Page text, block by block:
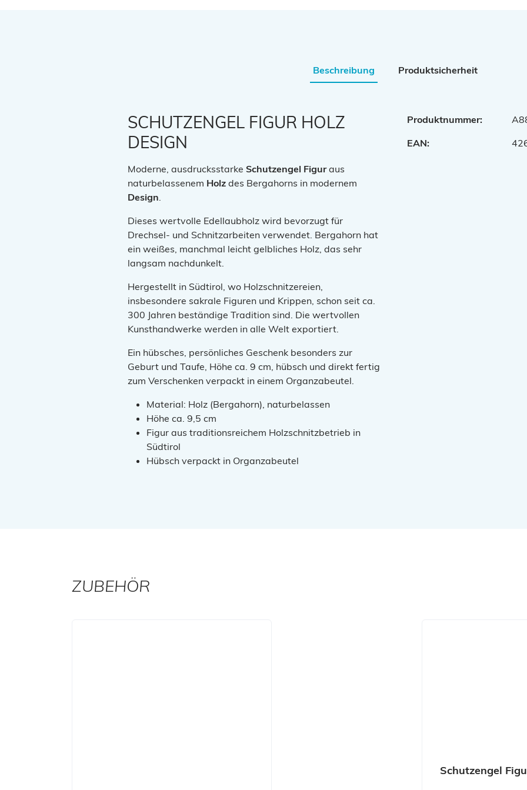
Beschreibung Produktsicherheit
SCHUTZENGEL FIGUR HOLZ
DESIGN
Moderne, ausdrucksstarke Schutzengel Figuraus
naturbelassenem Holz des Bergahorns in modernem
Design.
Dieses wertvolle Edellaubholz wird bevorzugt für
Drechsel- und Schnitzarbeiten verwendet. Bergahorn hat
ein weißes, manchmal leicht gelbliches Holz, das sehr
langsam nachdunkelt.
Hergestellt in Südtirol, wo Holzschnitzereien,
insbesondere sakrale Figuren und Krippen, schon seit ca.
300 Jahren beständige Tradition sind. Die wertvollen
Kunsthandwerke werden in alle Welt exportiert.
Ein hübsches, persönliches Geschenk besonders zur
Geburt und Taufe, Höhe ca. 9 cm, hübsch und direkt fertig
zum Verschenken verpackt in einem Organzabeutel.
Material: Holz (Bergahorn), naturbelassen
Höhe ca. 9,5 cm
Figur aus traditionsreichem Holzschnitzbetrieb in
Südtirol
Hübsch verpackt in Organzabeutel
Produktnummer:
EAN:
ZUBEHÖR
Schutzengel